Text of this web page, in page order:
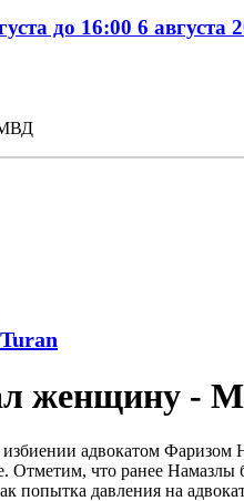
до 16:00 6 августа
МВД
женщину -
адвокатом Фаризом
что ранее Намазлы
попытка давления на